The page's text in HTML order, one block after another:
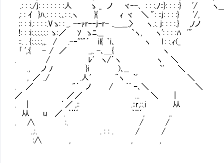
.: : :./j: : : : : : :人 ゝ _ ノ ヾ‐-､ : : :.ﾉ::}: : : :} '/ ヽ＿＿
,: : ｲ }ﾊ.: : : :.､: :.ヽ }{ ｨ ヾ ＼ ": ::j: : : :} '/,
;: : :i.: : : :.Vゝ: : _. -‐ｧrｰ‐jｰr- ..＿__.〉 ヽ .:. j: : : :.} ,ﾉノ
!: : :i:.:.:.:.:.: ゝ: ／ ｿ ゝﾆ.__ `ヽ, ヽ': : : :ﾊ '"
::. . {:.:.:.:,,. / .-‐'''"´ il{ ｀i､ ヽ l : :.ｨ(_
｢ ',:{ - / ／ _,. -､＿{ ヽ
. / ﾚ' ヽ/´ヽ ヽ ＼
., ノ ﾉ }i )､__ `' ＼
, ／ _/ .人′ ^ヽ `' ＼
. ／ "´ ノ / ｀ﾞ ｰ､＼ ＼
／ ／／ ... ＼ |
. | ´／ ,:: .::r,::.i 从
从 u ／ . ｀¨´ ｀¨´, ,.
. ∧ :. / /
..:. . : : . / /
:∧ , , ,